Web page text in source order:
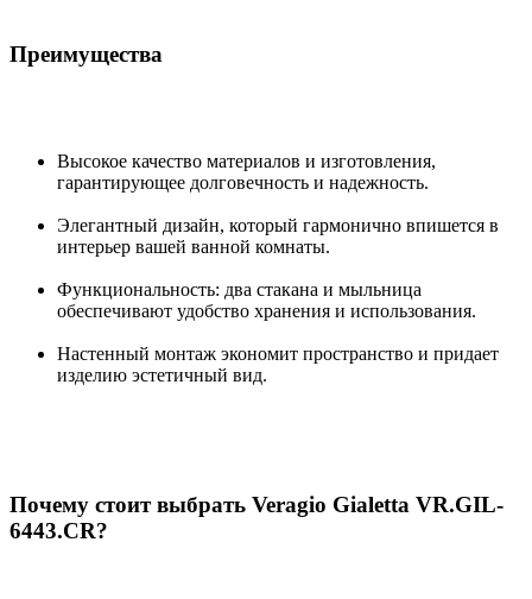
Преимущества
Высокое качество материалов и изготовления,
гарантирующее долговечность и надежность.
Элегантный дизайн, который гармонично впишется в
интерьер вашей ванной комнаты.
Функциональность: два стакана и мыльница
обеспечивают удобство хранения и использования.
Настенный монтаж экономит пространство и придает
изделию эстетичный вид.
Почему стоит выбрать Veragio Gialetta VR.GIL-
6443.CR?